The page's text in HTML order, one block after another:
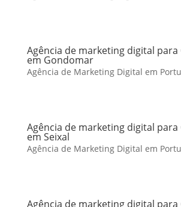
Agência de marketing digital
em Gondomar
Agência de Marketing Digital em
Agência de marketing digital
em Seixal
Agência de Marketing Digital em
Agência de marketing digital